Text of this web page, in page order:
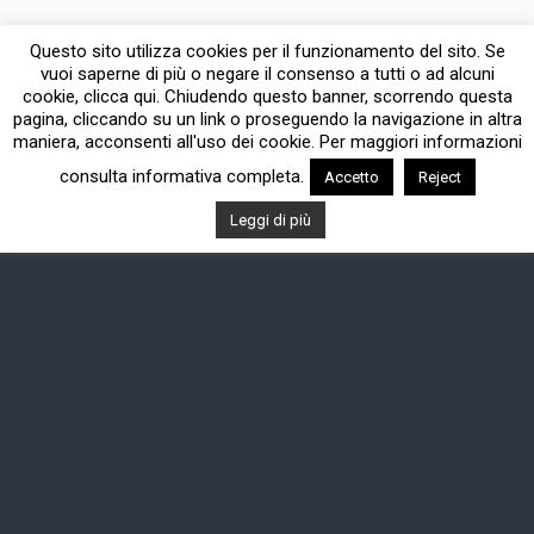
Questo sito utilizza cookies per il funzionamento del sito. Se
vuoi saperne di più o negare il consenso a tutti o ad alcuni
cookie, clicca qui. Chiudendo questo banner, scorrendo questa
pagina, cliccando su un link o proseguendo la navigazione in altra
maniera, acconsenti all'uso dei cookie. Per maggiori informazioni
consulta informativa completa.
Accetto Reject
Leggi di più